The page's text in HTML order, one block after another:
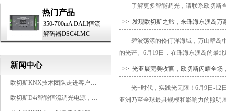
热门产品
350-700mA DALI恒流
解码器DSC4LMC
新闻中心
欧切斯KNX技术团队走进客户企业，为智能照明项目提供专业技术支持
欧切斯D4i智能恒流调光电源，引领未来照明生态
了解更多智能调光，请联系欧切斯
>> 发现欧切斯之旅，来珠海东澳岛万
碧波荡漾的伶仃洋海域，万山群岛
的光芒。6月19日，在珠海东澳岛的最
>> 光亚展完美收官，欧切斯闪耀全场
光+时代，实践光无限！6月9日-12
亚洲乃至全球最具规模和影响力的照明